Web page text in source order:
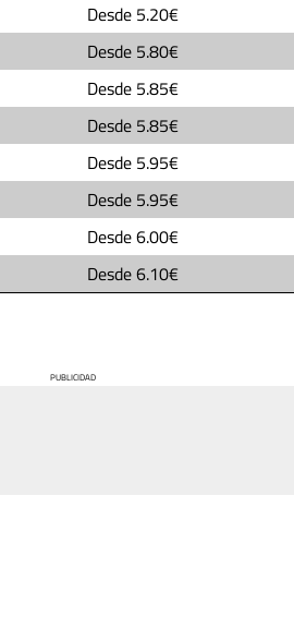
Desde 5.20€
Desde 5.80€
Desde 5.85€
Desde 5.85€
Desde 5.95€
Desde 5.95€
Desde6.00€
Desde6.10€
PUBLICIDAD